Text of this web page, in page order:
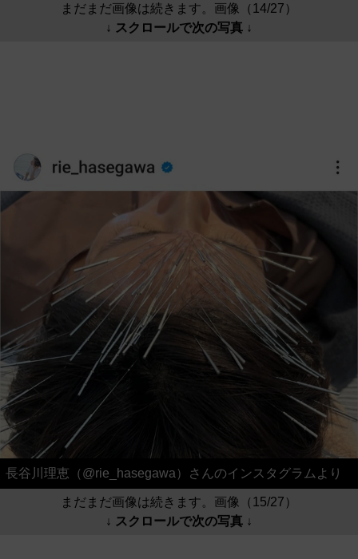
まだまだ画像は続きます。画像（14/27）
↓ スクロールで次の写真 ↓
長谷川理恵（@rie_hasegawa）さんのインスタグラムより
まだまだ画像は続きます。画像（15/27）
↓ スクロールで次の写真 ↓